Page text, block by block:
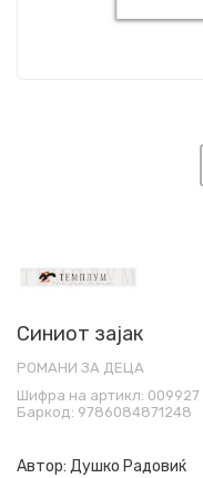
Синиот зајак
РОМАНИ ЗА ДЕЦА
Шифра на артикл: 009927
Баркод: 9786084871248
Автор: Душко Радовиќ